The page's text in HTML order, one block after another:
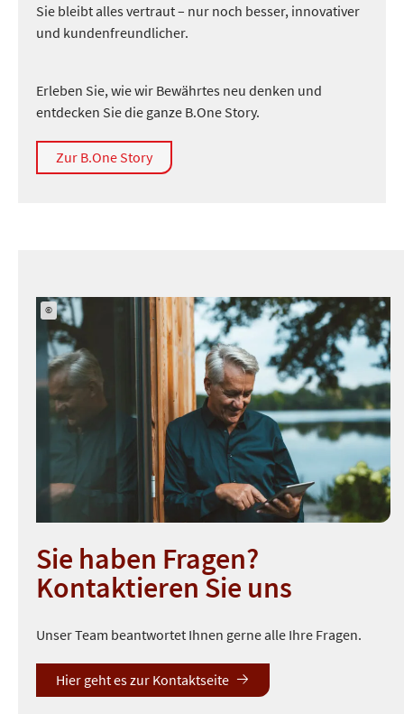
Sie bleibt alles vertraut – nur noch besser, innovativer
und kundenfreundlicher.
Erleben Sie, wie wir Bewährtes neu denken und
entdecken Sie die ganze B.One Story.
Zur B.One Story
©
Sie haben Fragen?
Kontaktieren Sie uns
Unser Team beantwortet Ihnen gerne alle Ihre Fragen.
Hier geht es zur Kontaktseite